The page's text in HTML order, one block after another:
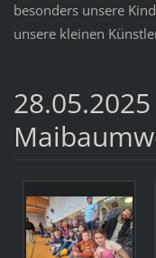
besonders unsere
unsere kleinen